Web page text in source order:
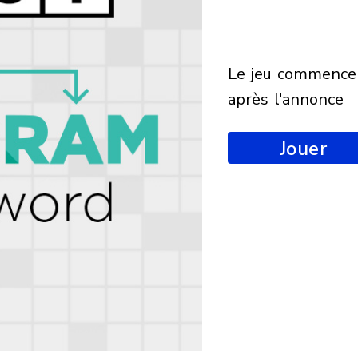
le jeu commencera
après l'annonce
Jouer